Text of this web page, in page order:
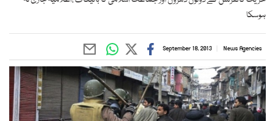
ہوسکا
News Agencies
September 18, 2013